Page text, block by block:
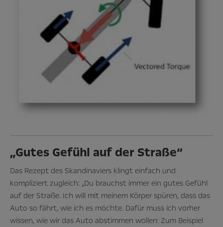
„Gutes Gefühl auf der Straße“
Das Rezept des Skandinaviers klingt einfach und
kompliziert zugleich: „Du brauchst immer ein gutes Gefühl
auf der Straße. Ich will mit meinem Körper spüren, dass das
Auto so fährt, wie ich es möchte. Dafür muss ich vorher
wissen, wie wir das Auto abstimmen wollen: Zum Beispiel